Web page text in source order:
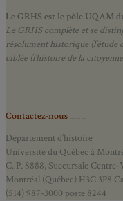
Le GRHS est le pôle UQAM
Le GRHS complète et se
résolument historique (l’étude
ciblée (l’histoire de la
Contactez-nous ___
Département d’histoire
Université du Québec à
C. P. 8888, Succursale
Montréal (Québec) H3C 3P8
(514) 987-3000 poste 8244